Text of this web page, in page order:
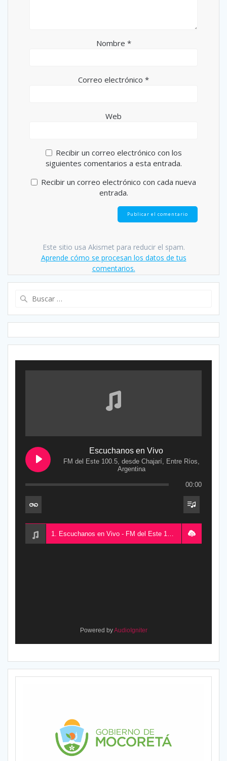
Nombre *
Correo electrónico *
Web
Recibir un correo electrónico con los
siguientes comentarios a esta entrada.
Recibir un correo electrónico con cada nueva
entrada.
Este sitio usa Akismet para reducir el spam.
Aprende cómo se procesan los datos de tus
comentarios.
Escuchanos en Vivo
FM del Este 100.5, desde Chajarí, Entre Ríos,
Argentina
00:00
Powered byAudioIgniter